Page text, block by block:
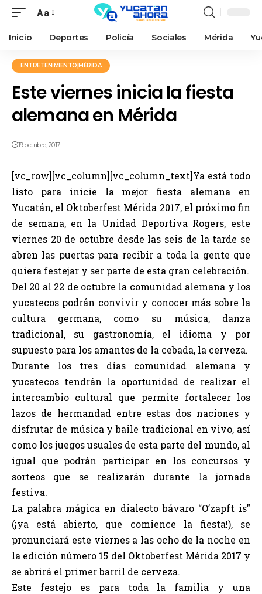
Aa
Inicio Deportes Policía Sociales Mérida
ENTRETENIMIENTO|MÉRIDA
Este viernes inicia la fiesta
alemana en Mérida
19 octubre, 2017
[vc_row][vc_column][vc_column_text]Ya está todo
listo para inicie la mejor fiesta alemana en
Yucatán, el Oktoberfest Mérida 2017, el próximo fin
de semana, en la Unidad Deportiva Rogers, este
viernes 20 de octubre desde las seis de la tarde se
abren las puertas para recibir a toda la gente que
quiera festejar y ser parte de esta gran celebración.
Del 20 al 22 de octubre la comunidad alemana y los
yucatecos podrán convivir y conocer más sobre la
cultura germana, como su música, danza
tradicional, su gastronomía, el idioma y por
supuesto para los amantes de la cebada, la cerveza.
Durante los tres días comunidad alemana y
yucatecos tendrán la oportunidad de realizar el
intercambio cultural que permite fortalecer los
lazos de hermandad entre estas dos naciones y
disfrutar de música y baile tradicional en vivo, así
como los juegos usuales de esta parte del mundo, al
igual que podrán participar en los concursos y
sorteos que se realizarán durante la jornada
festiva.
La palabra mágica en dialecto bávaro “O’zapft is”
(¡ya está abierto, que comience la fiesta!), se
pronunciará este viernes a las ocho de la noche en
la edición número 15 del Oktoberfest Mérida 2017 y
se abrirá el primer barril de cerveza.
Este festejo es para toda la familia y una